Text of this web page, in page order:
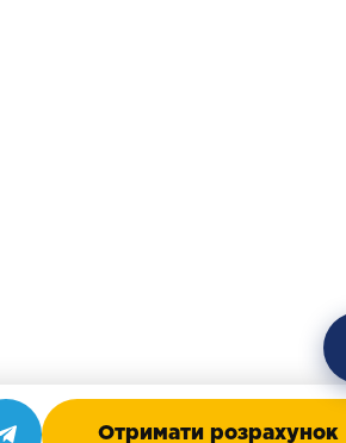
Отримати розрахунок